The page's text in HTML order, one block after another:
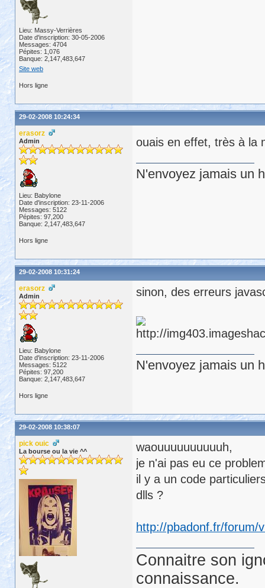
Lieu: Massy-Verrières
Date d'inscription: 30-05-2006
Messages: 4704
Pépites: 1,076
Banque: 2,147,483,647
Site web
Hors ligne
29-02-2008 10:24:34
erasorz
Admin
Lieu: Babylone
Date d'inscription: 23-11-2006
Messages: 5122
Pépites: 97,200
Banque: 2,147,483,647
ouais en effet, très à la
N'envoyez jamais un
Hors ligne
29-02-2008 10:31:24
erasorz
Admin
Lieu: Babylone
Date d'inscription: 23-11-2006
Messages: 5122
Pépites: 97,200
Banque: 2,147,483,647
sinon, des erreurs
N'envoyez jamais un
Hors ligne
29-02-2008 10:38:07
pick ouic
La bourse ou la vie ^^
waouuuuuuuuuuh,
je n'ai pas eu ce
il y a un code
dlls ?
http://pbadonf.fr/forum/
Connaitre son
connaissance.